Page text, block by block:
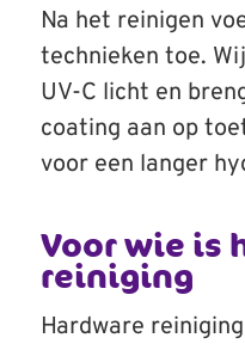
Na het reinigen
technieken toe.
UV-C licht en
coating aan op
voor een langer
Voor wie is
reiniging
Hardware